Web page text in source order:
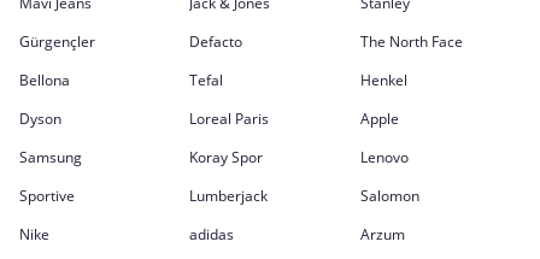
Gürgençler
Defacto
The North Face
Bellona
Tefal
Henkel
Dyson
Loreal Paris
Apple
Samsung
Koray Spor
Lenovo
Sportive
Lumberjack
Salomon
Nike
adidas
Arzum